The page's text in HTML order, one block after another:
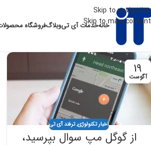
Skip to navigation
Skip to main content
خانهخدمات آی تیوبلاگفروشگاه
19
آگوست
اخبار تکنولوژی,ترفند آی تی
از گوگل مپ سوال بپرسید،